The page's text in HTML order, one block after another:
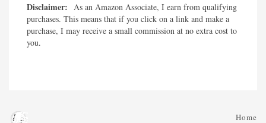
Disclaimer: As an Amazon Associate, I earn from qualifying
purchases. This means that if you click on a link and make a
purchase, I may receive a small commission at no extra cost to
you.
Home